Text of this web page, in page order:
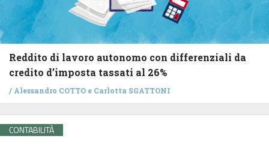
Reddito di lavoro autonomo con differenziali da
credito d’imposta tassati al 26%
/ Alessandro COTTO e Carlotta SGATTONI
CONTABILITÀ